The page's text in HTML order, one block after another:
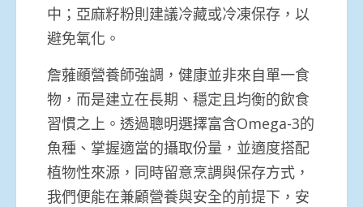
中；亞麻籽粉則建議冷藏或冷凍保存，以
避免氧化。
詹蕥顄營養師強調，健康並非來自單一食
物，而是建立在長期、穩定且均衡的飲食
習慣之上。透過聰明選擇富含Omega-3的
魚種、掌握適當的攝取份量，並適度搭配
植物性來源，同時留意烹調與保存方式，
我們便能在兼顧營養與安全的前提下，安